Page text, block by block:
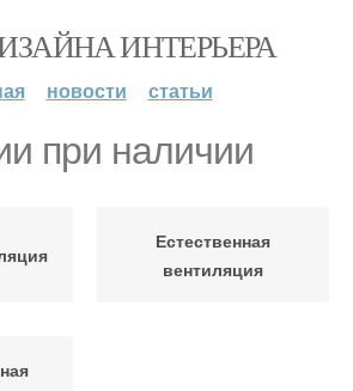
ИНТЕРЬЕРА
новости статьи
при наличии
Естественная
вентиляция